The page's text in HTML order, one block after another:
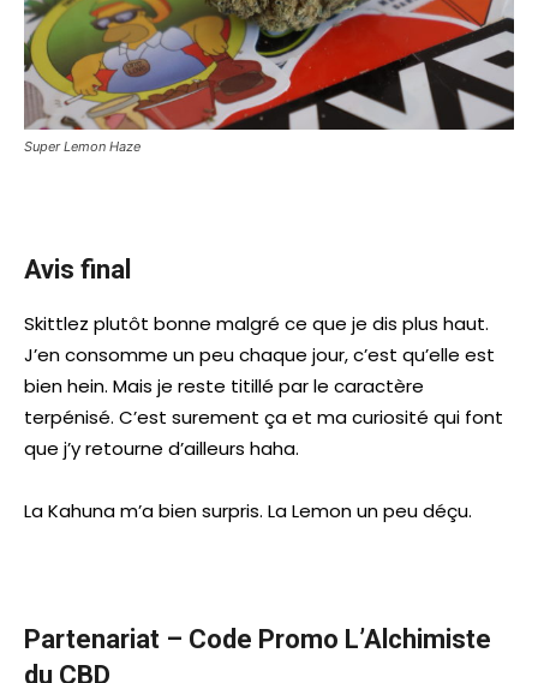
Super Lemon Haze
Avis final
Skittlez plutôt bonne malgré ce que je dis plus haut.
J’en consomme un peu chaque jour, c’est qu’elle est
bien hein. Mais je reste titillé par le caractère
terpénisé. C’est surement ça et ma curiosité qui font
que j’y retourne d’ailleurs haha.
La Kahuna m’a bien surpris. La Lemon un peu déçu.
Partenariat – Code Promo L’Alchimiste
du CBD